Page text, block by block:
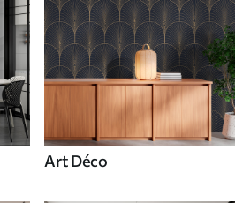
Art Déco